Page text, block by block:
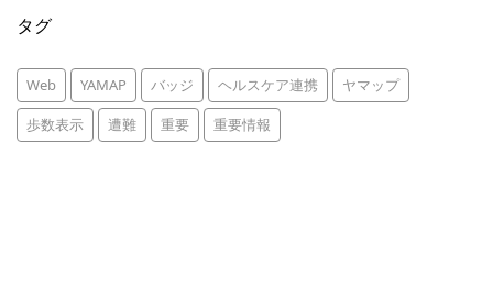
タグ
Web YAMAP バッジ ヘルスケア連携
ヤマップ
歩数表示
遭難 重要 重要情報